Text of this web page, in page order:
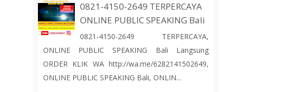
0821-4150-2649 TERPERCAYA
ONLINE PUBLIC SPEAKING Bali
0821-4150-2649 TERPERCAYA,
ONLINE PUBLIC SPEAKING Bali Langsung
ORDER KLIK WA http://wa.me/6282141502649,
ONLINE PUBLIC SPEAKING Bali, ONLIN...